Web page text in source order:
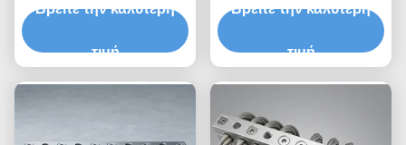
2228D-665B Βάση
κραδασμών για
Βρείτε την καλύτερη
τιμή
απομονωτής δονήσεων
ανοξείδωτο χάλυβα
Βρείτε την καλύτερη
τιμή